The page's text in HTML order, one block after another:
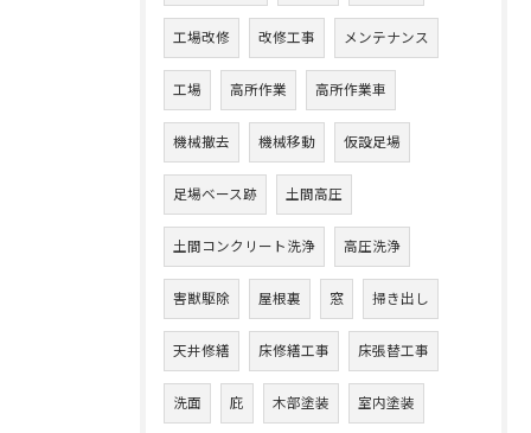
工場改修 改修工事 メンテナンス
工場 高所作業 高所作業車
機械撤去 機械移動 仮設足場
足場ベース跡 土間高圧
土間コンクリート洗浄 高圧洗浄
害獣駆除 屋根裏 窓 掃き出し
天井修繕 床修繕工事 床張替工事
洗面 庇 木部塗装 室内塗装